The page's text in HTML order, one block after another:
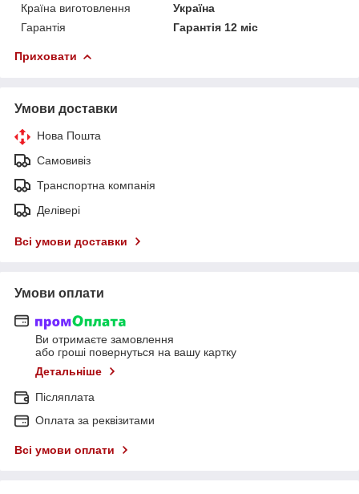
Країна виготовлення
Україна
Гарантія
Гарантія 12 міс
Приховати
Умови доставки
Нова Пошта
Самовивіз
Транспортна компанія
Делівері
Всі умови доставки
Умови оплати
Ви отримаєте замовлення
або гроші повернуться на вашу картку
Детальніше
Післяплата
Оплата за реквізитами
Всі умови оплати